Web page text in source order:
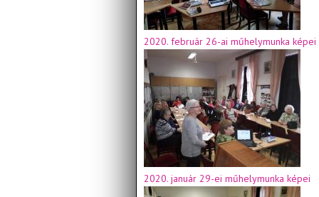
2020. február 26-ai műhelymunka képei
2020. január 29-ei műhelymunka képei